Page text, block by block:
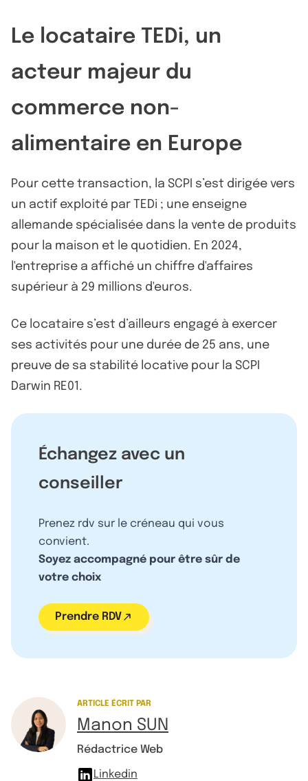
Le locataire TEDi, un
acteur majeur du
commerce non-
alimentaire en Europe
Pour cette transaction, la SCPI s’est dirigée vers
un actif exploité par TEDi ; une enseigne
allemande spécialisée dans la vente de produits
pour la maison et le quotidien. En 2024,
l'entreprise a affiché un chiffre d'affaires
supérieur à 29 millions d'euros.
Ce locataire s’est d’ailleurs engagé à exercer
ses activités pour une durée de 25 ans, une
preuve de sa stabilité locative pour la SCPI
Darwin RE01.
Échangez avec un
conseiller
Prenez rdv sur le créneau qui vous
convient.
Soyez accompagné pour être sûr de
votre choix
Prendre RDV
ARTICLE ÉCRIT PAR
Manon SUN
Rédactrice Web
Linkedin